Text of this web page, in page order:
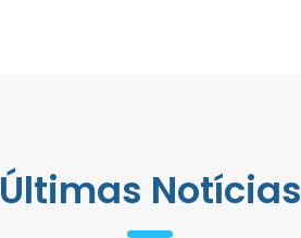
Últimas Notícias